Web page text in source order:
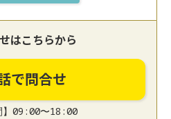
はこちらから
で問合せ
】09:00〜18:00